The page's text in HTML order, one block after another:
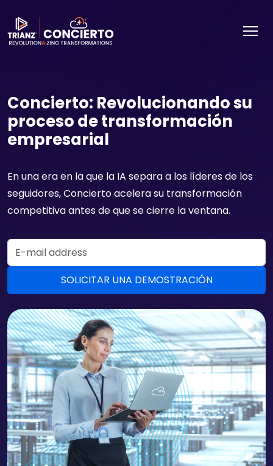
Concierto: Revolucionando su
proceso de transformación
empresarial
En una era en la que la IA separa a los líderes de los
seguidores, Concierto acelera su transformación
competitiva antes de que se cierre la ventana.
Email Address